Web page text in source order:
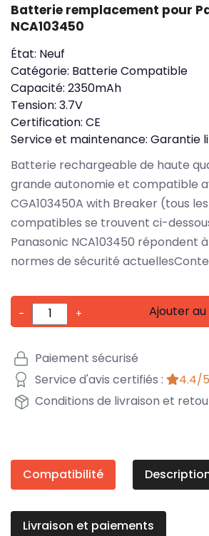
Batterie remplacement pour
NCA103450
État: Neuf
Catégorie: Batterie Compatible
Capacité: 2350mAh
Tension: 3.7V
Certification: CE
Service et maintenance: Garantie
Batterie rechargeable de haute
grande autonomie et compatible
CGA103450A with Breaker (tous
compatibles se trouvent ci-
Panasonic NCA103450 répondent
normes de sécurité
- + Ajouter
Paiement sécurisé
Service d'avis certifiés :
4.4/5
Conditions de livraison et
Compatibilité
Livraison et paiements